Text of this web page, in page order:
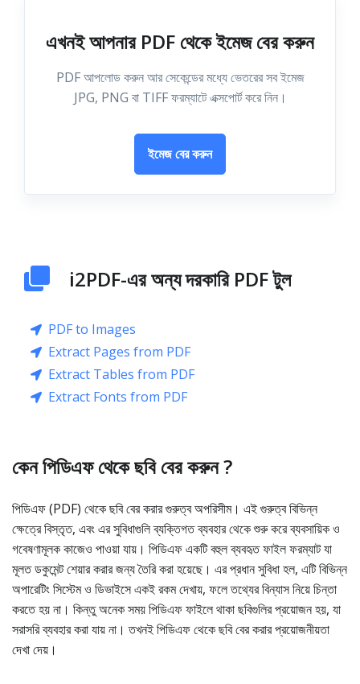
এখনই আপনার PDF থেকে ইমেজ বের করুন
PDF আপলোড করুন আর সেকেন্ডের মধ্যে ভেতরের সব ইমেজ
JPG, PNG বা TIFF ফরম্যাটে এক্সপোর্ট করে নিন।
ইমেজ বের করুন
i2PDF-এর অন্য দরকারি PDF টুল
PDF to Images
Extract Pages from PDF
Extract Tables from PDF
Extract Fonts from PDF
কেন পিডিএফ থেকে ছবি বের করুন ?
পিডিএফ (PDF) থেকে ছবি বের করার গুরুত্ব অপরিসীম। এই গুরুত্ব বিভিন্ন
ক্ষেত্রে বিস্তৃত, এবং এর সুবিধাগুলি ব্যক্তিগত ব্যবহার থেকে শুরু করে ব্যবসায়িক ও
গবেষণামূলক কাজেও পাওয়া যায়। পিডিএফ একটি বহুল ব্যবহৃত ফাইল ফরম্যাট যা
মূলত ডকুমেন্ট শেয়ার করার জন্য তৈরি করা হয়েছে। এর প্রধান সুবিধা হল, এটি বিভিন্ন
অপারেটিং সিস্টেম ও ডিভাইসে একই রকম দেখায়, ফলে তথ্যের বিন্যাস নিয়ে চিন্তা
করতে হয় না। কিন্তু অনেক সময় পিডিএফ ফাইলে থাকা ছবিগুলির প্রয়োজন হয়, যা
সরাসরি ব্যবহার করা যায় না। তখনই পিডিএফ থেকে ছবি বের করার প্রয়োজনীয়তা
দেখা দেয়।